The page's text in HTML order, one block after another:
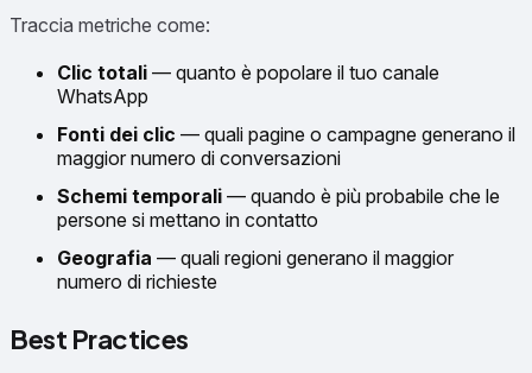
Traccia metriche come:
Clic totali — quanto è popolare il tuo canale
WhatsApp
Fonti dei clic — quali pagine o campagne generano il
maggior numero di conversazioni
Schemi temporali — quando è più probabile che le
persone si mettano in contatto
Geografia — quali regioni generano il maggior
numero di richieste
Best Practices